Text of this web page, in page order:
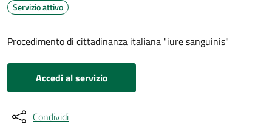
Servizio attivo
Procedimento di cittadinanza italiana "iure sanguinis"
Accedi al servizio
Condividi